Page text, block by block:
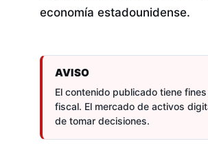
economía estadounidense.
AVISO
El contenido publicado tiene
fiscal. El mercado de activos
de tomar decisiones.